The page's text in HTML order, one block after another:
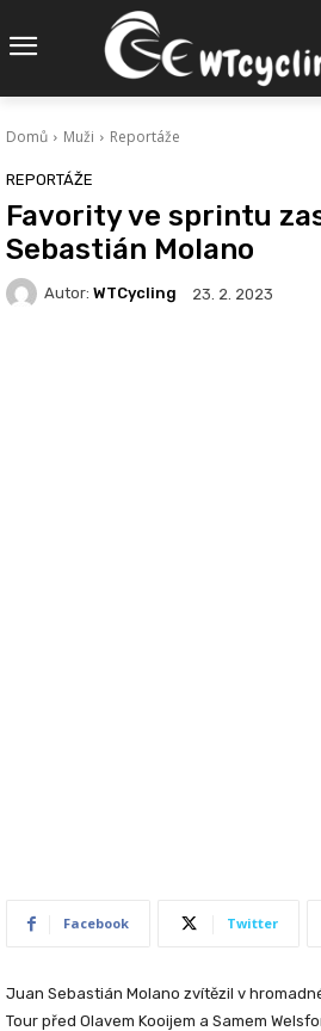
Domů Muži Reportáže
REPORTÁŽE
Favority ve sprintu
Sebastián Molano
Autor: WTCycling 23. 2. 2023
Facebook Twitter
Juan Sebastián Molano zvítězil v
Tour před Olavem Kooijem a Samem